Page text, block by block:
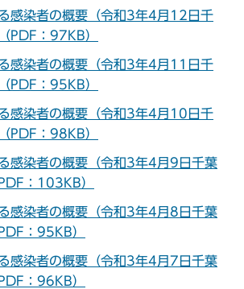
感染者の概要（令和3年4月12日千
PDF：97KB）
感染者の概要（令和3年4月11日千
PDF：95KB）
感染者の概要（令和3年4月10日千
PDF：98KB）
感染者の概要（令和3年4月9日千葉
：103KB）
感染者の概要（令和3年4月8日千葉
：95KB）
感染者の概要（令和3年4月7日千葉
：96KB）